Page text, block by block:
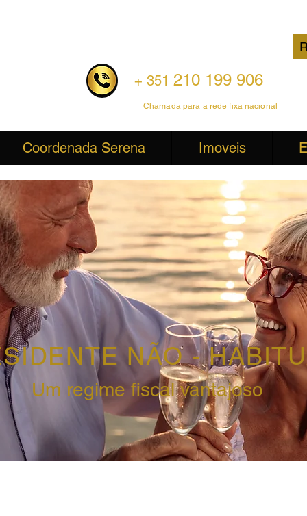
+ 351 210 199 906
Chamada para a rede fixa nacional
Coordenada Serena Imoveis
NÃO -
Um regime fiscal vantajoso